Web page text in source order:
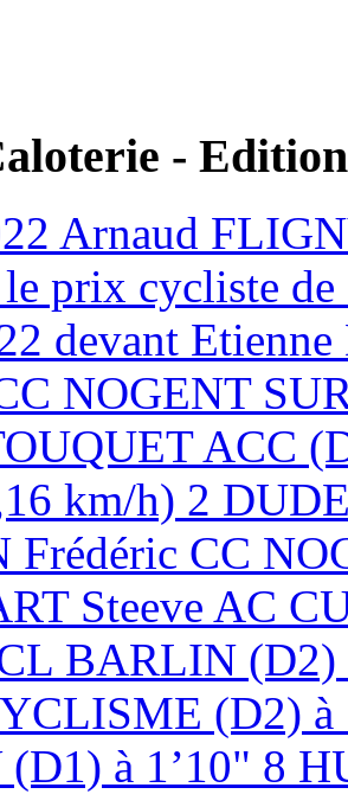
-
Arnaud
prix cycliste
devant
NOGENT
ACC
km/h) 2
Frédéric CC
Steeve AC
BARLIN
(D2)
à 1’10" 8